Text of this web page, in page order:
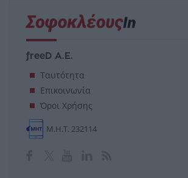
freeD Α.Ε.
Ταυτότητα
Επικοινωνία
Όροι Χρήσης
Μ.Η.Τ. 232114